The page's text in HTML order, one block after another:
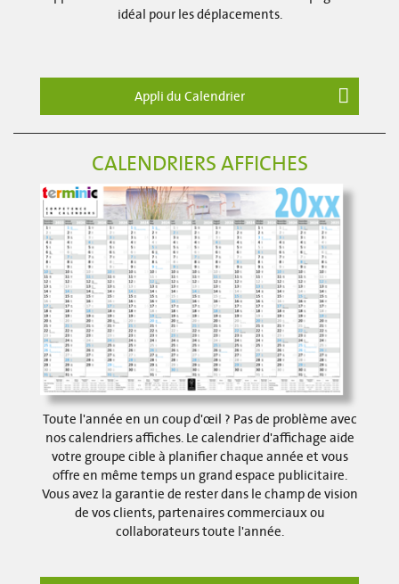
idéal pour les déplacements.
Appli du Calendrier
CALENDRIERS AFFICHES
Toute l'année en un coup d'œil ? Pas de problème avec
nos calendriers affiches. Le calendrier d'affichage aide
votre groupe cible à planifier chaque année et vous
offre en même temps un grand espace publicitaire.
Vous avez la garantie de rester dans le champ de vision
de vos clients, partenaires commerciaux ou
collaborateurs toute l'année.